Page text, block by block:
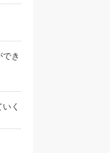
き
く